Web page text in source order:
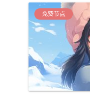
免费节点